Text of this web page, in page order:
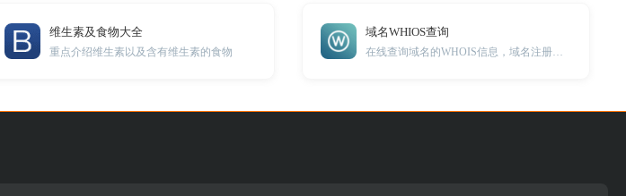
维生素及食物大全
重点介绍维生素以及含有维生素的食物
域名WHIOS查询
在线查询域名的WHOIS信息，域名注册日期,过期日期...